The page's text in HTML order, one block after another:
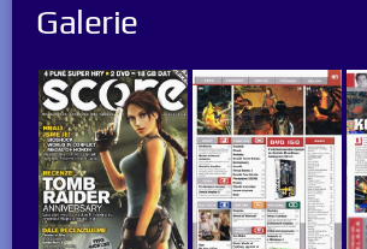
Galerie